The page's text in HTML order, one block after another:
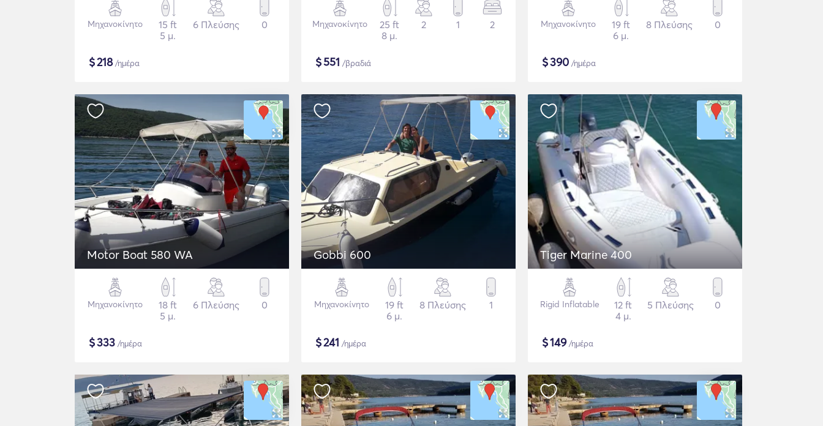
Μηχανοκίνητο
15 ft
5 μ.
6 Πλεύσης 0
$218/ημέρα
Μηχανοκίνητο
25 ft
8 μ.
2 1 2
$551 /βραδιά
Μηχανοκίνητο
19 ft
6 μ.
8 Πλεύσης 0
$390 /ημέρα
Motor Boat 580 WA
Μηχανοκίνητο
18 ft
5 μ.
6 Πλεύσης 0
$333 /ημέρα
Gobbi 600
Μηχανοκίνητο
19 ft
6 μ.
8 Πλεύσης 1
$241 /ημέρα
Tiger Marine 400
Rigid Inflatable
12 ft
4 μ.
5 Πλεύσης 0
$149/ημέρα